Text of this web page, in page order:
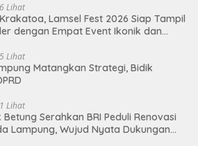
Lihat
Lamsel Fest 2026 Siap Tampil
dengan Empat Event Ikonik dan
Lihat
Matangkan Strategi, Bidik
Lihat
Betung Serahkan BRI Peduli Renovasi
Lampung, Wujud Nyata Dukungan